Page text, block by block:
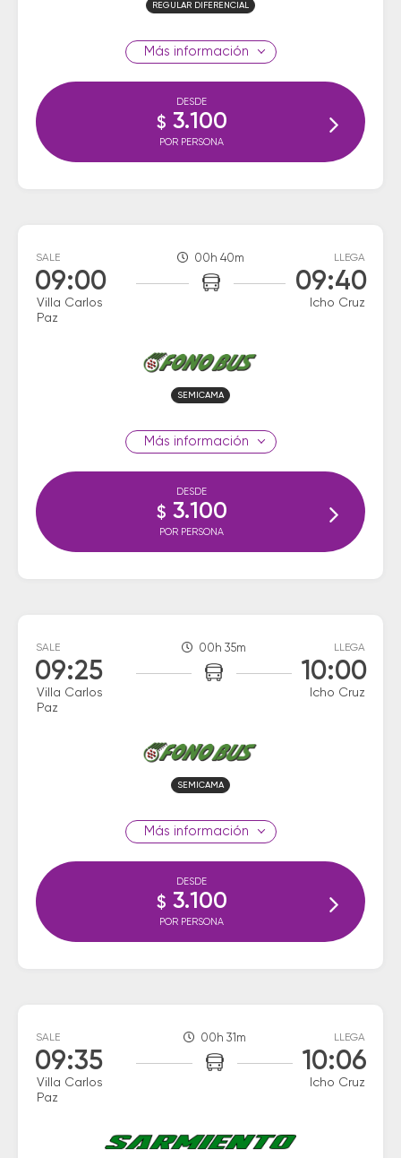
REGULAR DIFERENCIAL
información
DESDE
$ 3.100
POR PERSONA
SALE
09:00
Villa Carlos
Paz
00h 40m LLEGA
09:40
Icho Cruz
SEMICAMA
información
DESDE
$ 3.100
POR PERSONA
SALE
09:25
Villa Carlos
Paz
00h 35m LLEGA
10:00
Icho Cruz
SEMICAMA
información
DESDE
$ 3.100
POR PERSONA
SALE
09:35
Villa Carlos
Paz
00h 31m LLEGA
10:06
Icho Cruz